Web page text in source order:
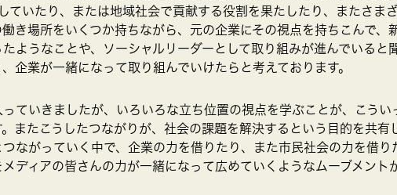
ていたり、または地域社会で貢献する役割を果たしたり、またさま
き場所をいくつか持ちながら、元の企業にその視点を持ちこんで、
ようなことや、ソーシャルリーダーとして取り組みが進んでいると
企業が一緒になって取り組んでいけたらと考えております。
ていきましたが、いろいろな立ち位置の視点を学ぶことが、こうい
またこうしたつながりが、社会の課題を解決するという目的を共有
ながっていく中で、企業の力を借りたり、また市民社会の力を借
ディアの皆さんの力が一緒になって広めていくようなムーブメント